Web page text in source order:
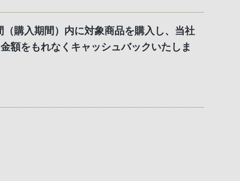
購入期間）内に対象商品を購入し、当社
額をもれなくキャッシュバックいたしま